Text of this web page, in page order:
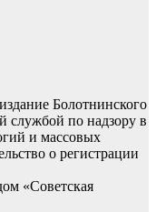
Болотнинского
службой по надзору в
и массовых
о регистрации
«Советская